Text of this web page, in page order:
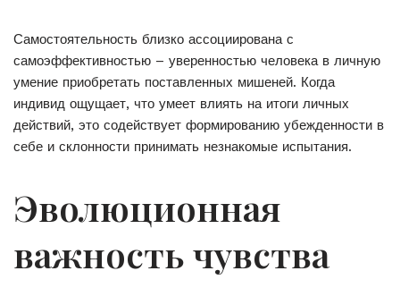
Самостоятельность близко ассоциирована с
самоэффективностью – уверенностью человека в личную
умение приобретать поставленных мишеней. Когда
индивид ощущает, что умеет влиять на итоги личных
действий, это содействует формированию убежденности в
себе и склонности принимать незнакомые испытания.
Эволюционная
важность чувства